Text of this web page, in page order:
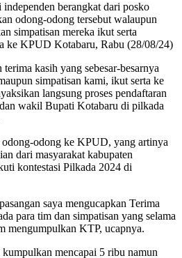
berangkat dari posko
odong-odong tersebut walaupun
simpatisan mereka ikut serta
ke KPUD Kotabaru, Rabu (28/08/24)
kasih yang sebesar-besarnya
simpatisan kami, ikut serta ke
langsung proses pendaftaran
wakil Bupati Kotabaru di pilkada
odong ke KPUD, yang artinya
dari masyarakat kabupaten
kontestasi Pilkada 2024 di
saya mengucapkan Terima
para tim dan simpatisan yang selama
mengumpulkan KTP, ucapnya.
mencapai 5 ribu namun